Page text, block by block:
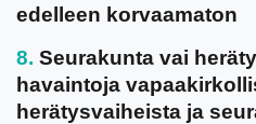
edelleen korvaamaton
Seurakunta vai
havaintoja
herätysvaiheista ja